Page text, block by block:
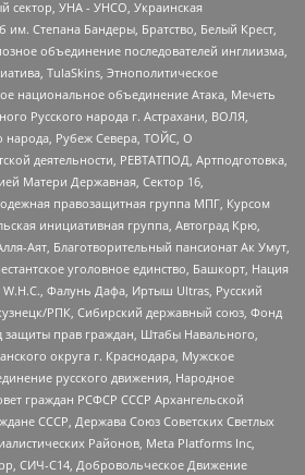
сектор, УНА - УНСО, Украинская
им. Степана Бандеры, Братство, Белый Крест,
объединение последователей инглиизма,
TulaSkins, Этнополитическое
национальное объединение Атака, Мечеть
Русского народа г. Астрахани, ВОЛЯ,
народа, Рубеж Севера, ТОЙС, О
деятельности, РЕВТАТПОД, Артподготовка,
Матери Державная, Сектор 16,
правозащитная группа МПГ, Курсом
инициативная группа, Автоград Крю,
Аят, Благотворительный пансионат Ак Умут,
уголовное единство, Башкорт, Нация
Фалунь Дафа, Иртыш Ultras, Русский
РПК, Сибирский державный союз, Фонд
прав граждан, Штабы Навального,
округа г. Краснодара, Мужское
русского движения, Народное
граждан РСФСР СССР Архангельской
СССР, Держава Союз Советских Светлых
Районов, Meta Platforms Inc,
СИЧ-С14, Добровольческое Движение